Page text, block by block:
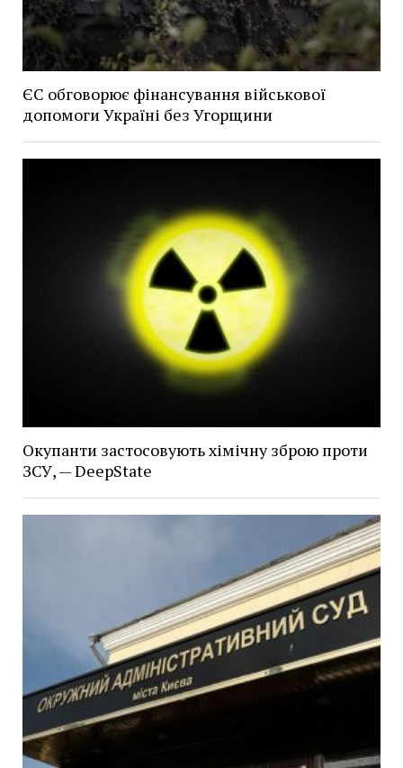
ЄС обговорює фінансування військової
допомоги Україні без Угорщини
Окупанти застосовують хімічну зброю проти
ЗСУ, — DeepState